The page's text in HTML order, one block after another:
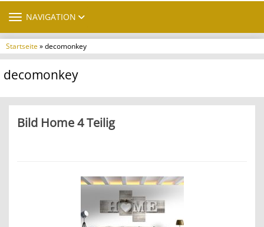
TOGGLE NAVIGATION
NAVIGATION
Startseite» decomonkey
decomonkey
Bild Home 4 Teilig